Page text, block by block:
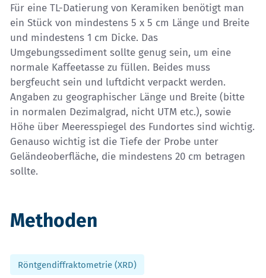
Für eine TL-Datierung von Keramiken benötigt man
ein Stück von mindestens 5 x 5 cm Länge und Breite
und mindestens 1 cm Dicke. Das
Umgebungssediment sollte genug sein, um eine
normale Kaffeetasse zu füllen. Beides muss
bergfeucht sein und luftdicht verpackt werden.
Angaben zu geographischer Länge und Breite (bitte
in normalen Dezimalgrad, nicht UTM etc.), sowie
Höhe über Meeresspiegel des Fundortes sind wichtig.
Genauso wichtig ist die Tiefe der Probe unter
Geländeoberfläche, die mindestens 20 cm betragen
sollte.
Methoden
Röntgendiffraktometrie (XRD)